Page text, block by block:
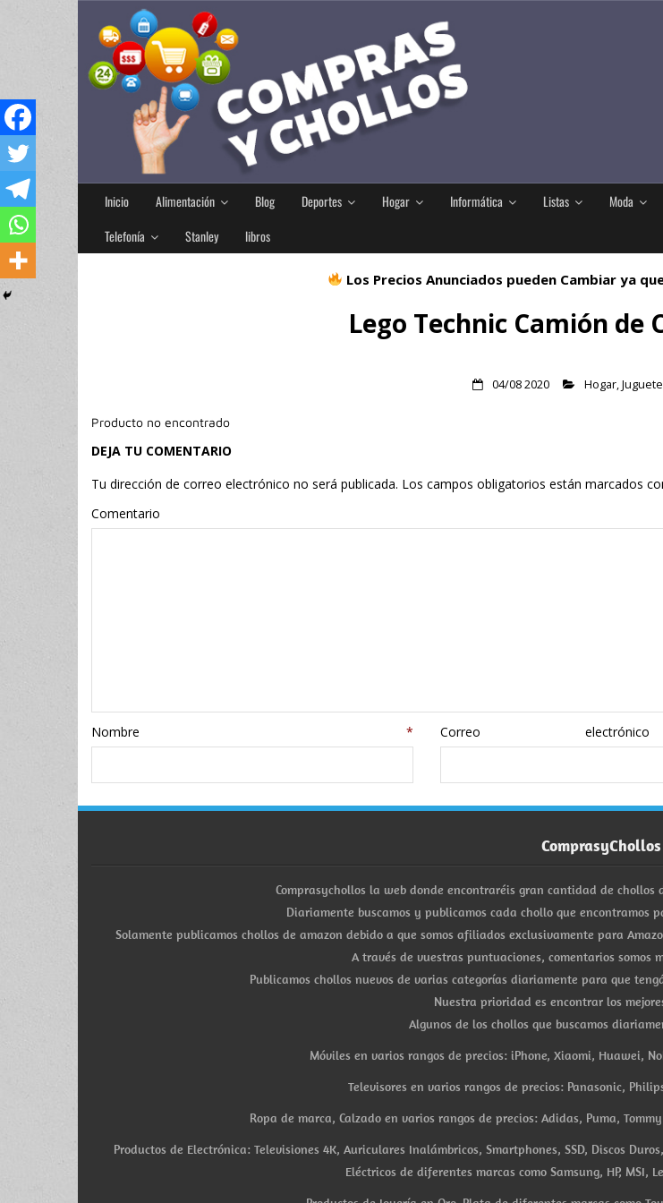
Inicio Alimentación Blog Deportes Hogar Informática Listas Moda
Telefonía
Stanley libros
Los Precios Anunciados pueden Cambiar ya
Lego Technic Camión de
04/08 2020 Hogar,
Producto no encontrado
DEJA TU COMENTARIO
Tu dirección de correo electrónico no será publicada. Los campos obligatorios están marcados
Comentario
Nombre* Correo
ComprasyChollos
Comprasychollos la web donde encontraréis gran cantidad de
Diariamente buscamos y publicamos cada chollo que encontramos
Solamente publicamos chollos de amazon debido a que somos afiliados exclusivamente para
A través de vuestras puntuaciones, comentarios somos
Publicamos chollos nuevos de varias categorías diariamente para que
Nuestra prioridad es encontrar los
Algunos de los chollos que buscamos
Móviles en varios rangos de precios: iPhone, Xiaomi, Huawei,
Televisores en varios rangos de precios: Panasonic,
Ropa de marca, Calzado en varios rangos de precios: Adidas, Puma,
Productos de Electrónica: Televisiones 4K, Auriculares Inalámbricos, Smartphones, SSD, Discos
Eléctricos de diferentes marcas como Samsung, HP, MSI,